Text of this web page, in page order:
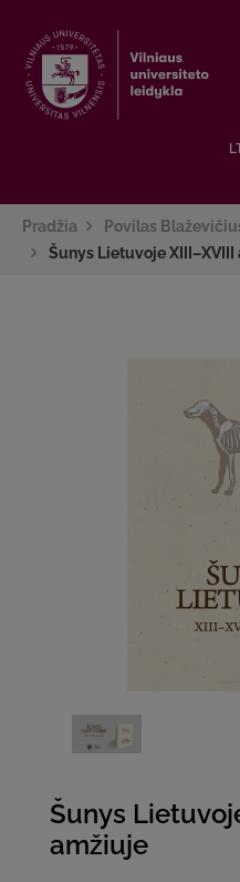
Pradžia
Povilas
Šunys Lietuvoje
Šunys
amžiuje